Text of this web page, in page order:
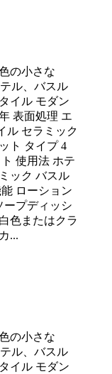
の小さな
ル、バスル
イル モダン
表面処理 エ
ル セラミック
ト タイプ 4
使用法 ホテ
ック バスル
ローション
ープディッシ
色またはクラ
...
の小さな
ル、バスル
イル モダン